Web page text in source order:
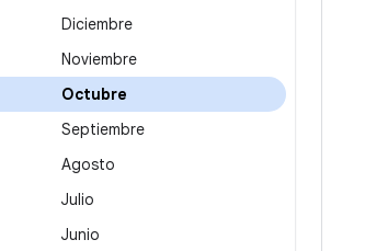
Diciembre
Noviembre
Octubre
Septiembre
Agosto
Julio
Junio